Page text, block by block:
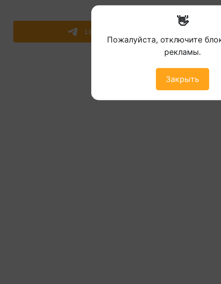
👋
Пожалуйста, отключите
рекламы.
Закрыть